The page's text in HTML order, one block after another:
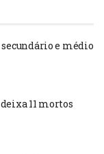
e médio
11 mortos